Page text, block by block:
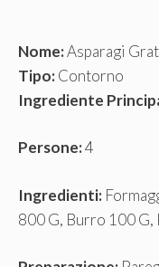
Nome:Asparagi
Tipo:Contorno
Ingrediente
Persone:4
Ingredienti:
800 G, Burro 100 G,